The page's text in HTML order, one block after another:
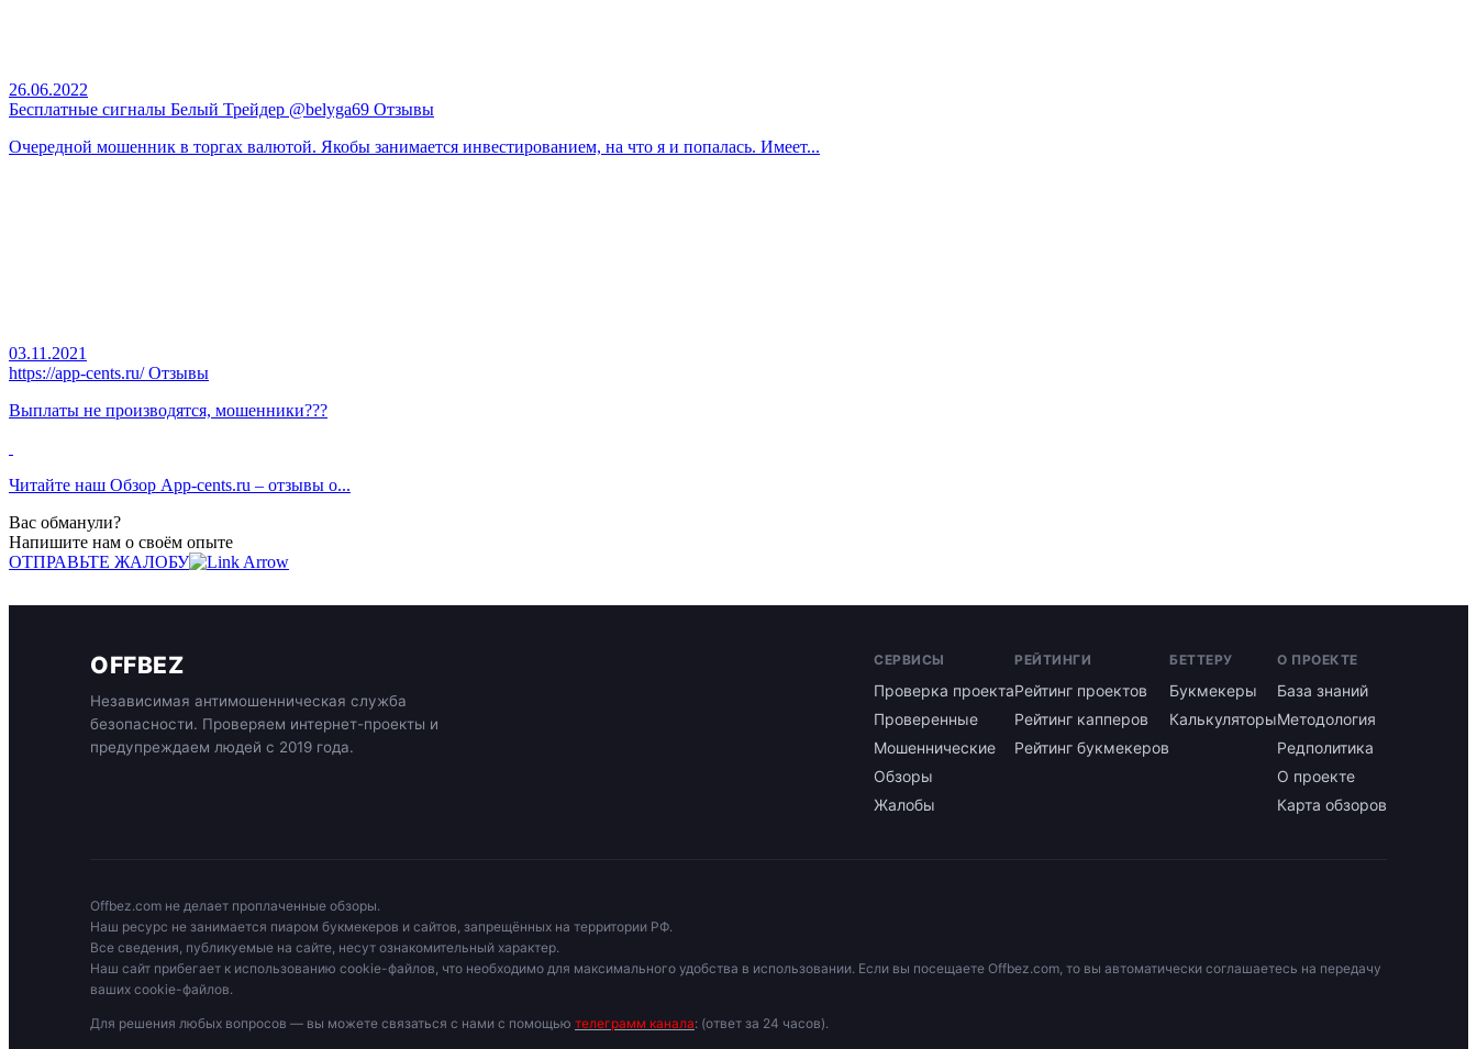
26.06.2022
Бесплатные сигналы Белый Трейдер @belyga69 Отзывы
Очередной мошенник в торгах валютой. Якобы занимается инвестированием, на что я и попалась. Имеет...
03.11.2021
https://app-cents.ru/ Отзывы
Выплаты не производятся, мошенники???
Читайте наш Обзор App-cents.ru – отзывы о...
Вас обманули?
Напишите нам о своём опыте
ОТПРАВЬТЕ ЖАЛОБУ
OFFBEZ
Независимая антимошенническая служба
безопасности. Проверяем интернет-проекты и
предупреждаем людей с 2019 года.
СЕРВИСЫ
Проверка проекта
Проверенные
Мошеннические
Обзоры
Жалобы
РЕЙТИНГИ
Рейтинг проектов
Рейтинг капперов
Рейтинг букмекеров
БЕТТЕРУ
Букмекеры
Калькуляторы
О ПРОЕКТЕ
База знаний
Методология
Редполитика
О проекте
Карта обзоров
Offbez.com не делает проплаченные обзоры.
Наш ресурс не занимается пиаром букмекеров и сайтов, запрещённых на территории РФ.
Все сведения, публикуемые на сайте, несут ознакомительный характер.
Наш сайт прибегает к использованию cookie-файлов, что необходимо для максимального удобства в использовании. Если вы посещаете Offbez.com, то вы автоматически соглашаетесь на передачу
ваших cookie-файлов.
Для решения любых вопросов — вы можете связаться с нами с помощью телеграмм канала: (ответ за 24 часов).